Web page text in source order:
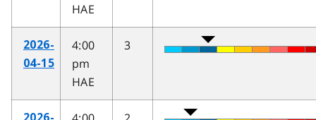
HAE
2026-
04-15
4:00
pm
HAE
3